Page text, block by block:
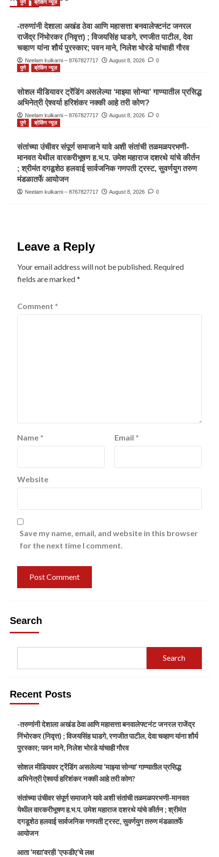
पुणे ब्रेकिंग न्यूज़
-तरुणांनी देशाला अखंड ठेवा आणि महासत्ता बनवालेफ्टनंट जनरल
राजेंद्र निंभोरकर (निवृत्त) ; विजयसिंह घाडगे, रणजीत पाटील, देवा
चव्हाण यांना शौर्य पुरस्कार; पवन माने, निलेश भोरडे यांचाही गौरव
Neelam kulkarni – 8767827717 August 8, 2026
0
पुणे
ब्रेकिंग न्यूज़
सोशल मीडियावर ट्रेंडिंग असलेल्या ‘माझ्या सोन्या’ गाण्यातील प्रसिद्ध
अभिनेत्री ऐश्वर्या हरिशंकर नक्की आहे तरी कोण?
Neelam kulkarni – 8767827717 August 8, 2026
0
पुणे
ब्रेकिंग न्यूज़
संतांच्या उंचीवर संपूर्ण समाजाने यावे अशी संतांची तळमळपरभणी-
मानवत येथील वारकरीभूषण ह.भ.प. उमेश महाराज दशरथे यांचे कीर्तन
; श्रीमंत दगडूशेठ हलवाई सार्वजनिक गणपती ट्रस्ट, सुवर्णयुग तरुण
मंडळातर्फे आयोजन
Neelam kulkarni – 8767827717 August 8, 2026 0
Leave a Reply
Your email address will not be published. Required
fields are marked*
Comment *
Name * Email *
Website
Save my name, email, and website in this browser
for the next time I comment.
Search
Search
Recent Posts
-तरुणांनी देशाला अखंड ठेवा आणि महासत्ता बनवालेफ्टनंट जनरल राजेंद्र
निंभोरकर (निवृत्त) ; विजयसिंह घाडगे, रणजीत पाटील, देवा चव्हाण यांना शौर्य
पुरस्कार; पवन माने, निलेश भोरडे यांचाही गौरव
सोशल मीडियावर ट्रेंडिंग असलेल्या ‘माझ्या सोन्या’ गाण्यातील प्रसिद्ध
अभिनेत्री ऐश्वर्या हरिशंकर नक्की आहे तरी कोण?
संतांच्या उंचीवर संपूर्ण समाजाने यावे अशी संतांची तळमळपरभणी-मानवत
येथील वारकरीभूषण ह.भ.प. उमेश महाराज दशरथे यांचे कीर्तन ; श्रीमंत
दगडूशेठ हलवाई सार्वजनिक गणपती ट्रस्ट, सुवर्णयुग तरुण मंडळातर्फे
आयोजन
आता ‘मद्या’वरही ‘एफडीए’चे लक्ष